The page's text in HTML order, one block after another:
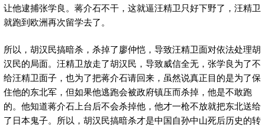
让他逮捕张学良。蒋介石不干，这就逼汪精卫只好下野了，汪精卫
就跑到欧洲再次留学去了。
所以，胡汉民搞暗杀，杀掉了廖仲恺，导致汪精卫面对依法处理胡
汉民的局面。汪精卫放走了胡汉民，导致威信全无，张学良为了不
给汪精卫面子，也为了把蒋介石请回来，虽然说真正目的是为了保
住他的东北军，但如果他逃跑会被政府镇压而杀掉，他是不敢跑
的。他知道蒋介石上台后不会杀掉他，他才一枪不放就把东北送给
了日本鬼子。所以，胡汉民搞暗杀才是中国自孙中山死后历史的转